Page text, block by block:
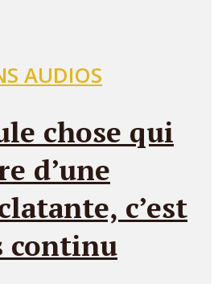
AUDIOS
chose qui
d’une
c’est
continu